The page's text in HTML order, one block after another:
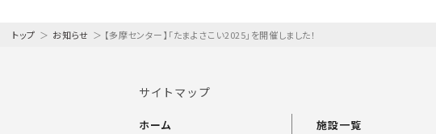
トップ ＞ お知らせ ＞ 【多摩センター】「たまよさこい2025」を開催しました！
サイトマップ
ホーム
施設一覧